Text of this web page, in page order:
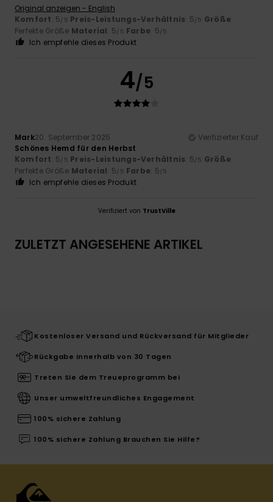
Original anzeigen - English
Komfort: 5/5 Preis-Leistungs-Verhältnis: 5/5 Größe:
Perfekte Größe Material: 5/5 Farbe: 5/5
Ich empfehle dieses Produkt
4/5
Mark20. September 2025
Verifizierter Kauf
Schönes Hemd für den Herbst
Komfort: 5/5 Preis-Leistungs-Verhältnis: 5/5 Größe:
Perfekte Größe Material: 5/5 Farbe: 5/5
Ich empfehle dieses Produkt
Verifiziert von TrustVille
ZULETZT ANGESEHENE ARTIKEL
Kostenloser Versand und Rückversand für Mitglieder
Rückgabe innerhalb von 30 Tagen
Treten Sie dem Treueprogramm bei
Unser umweltfreundliches Engagement
100% sichere Zahlung
100% sichere Zahlung Brauchen Sie Hilfe?